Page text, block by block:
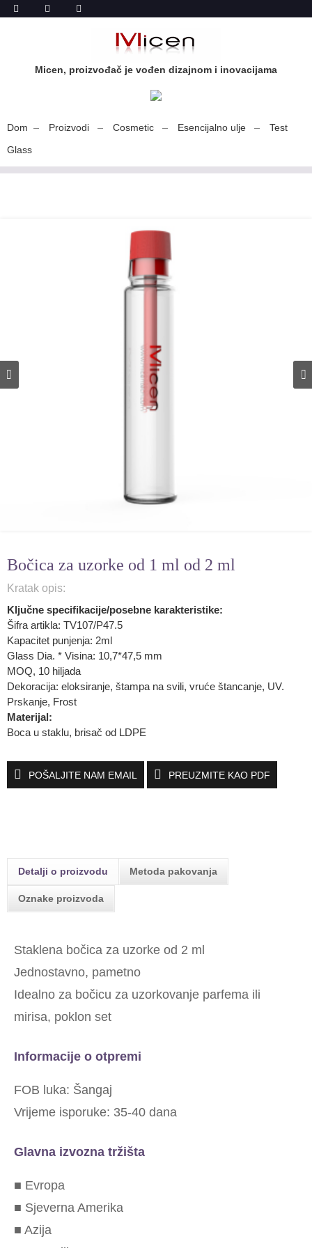
Micen, proizvođač je vođen dizajnom i inovacijama
Dom Proizvodi Cosmetic Esencijalno ulje
Test
Glass
Bočica za uzorke od 1 ml od 2 ml
Kratak opis:
Ključne specifikacije/posebne karakteristike:
Šifra artikla: TV107/P47.5
Kapacitet punjenja: 2ml
Glass Dia. * Visina: 10,7*47,5 mm
MOQ, 10 hiljada
Dekoracija: eloksiranje, štampa na svili, vruće štancanje, UV.
Prskanje, Frost
Materijal:
Boca u staklu, brisač od LDPE
POŠALJITE NAM EMAIL PREUZMITE KAO PDF
Detalji o proizvodu Metoda pakovanja
Oznake proizvoda
Staklena bočica za uzorke od 2 ml
Jednostavno, pametno
Idealno za bočicu za uzorkovanje parfema ili
mirisa, poklon set
Informacije o otpremi
FOB luka: Šangaj
Vrijeme isporuke: 35-40 dana
Glavna izvozna tržišta
■ Evropa
■ Sjeverna Amerika
■ Azija